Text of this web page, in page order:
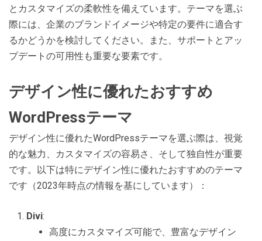
とカスタマイズの柔軟性を備えています。テーマを選ぶ
際には、企業のブランドイメージや特定の要件に適合す
るかどうかを検討してください。また、サポートとアッ
プデートの可用性も重要な要素です。
デザイン性に優れたおすすめ
WordPressテーマ
デザイン性に優れたWordPressテーマを選ぶ際は、視覚
的な魅力、カスタマイズの容易さ、そして独自性が重要
です。以下は特にデザイン性に優れたおすすめのテーマ
です（2023年時点の情報を基にしています）：
Divi:
高度にカスタマイズ可能で、豊富なデザイン